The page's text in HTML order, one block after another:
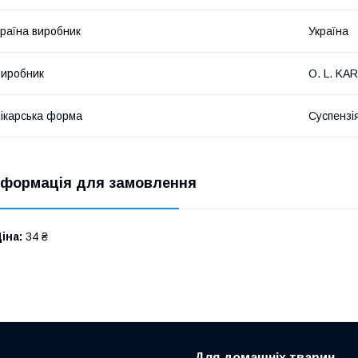
виробник Україна
O. L.
форма
для замовлення
34 ₴